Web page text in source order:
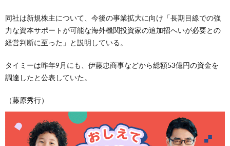
同社は新規株主について、今後の事業拡大に向け「長期目線での強
力な資本サポートが可能な海外機関投資家の追加招へいが必要との
経営判断に至った」と説明している。
タイミーは昨年9月にも、伊藤忠商事などから総額53億円の資金を
調達したと公表していた。
（藤原秀行）